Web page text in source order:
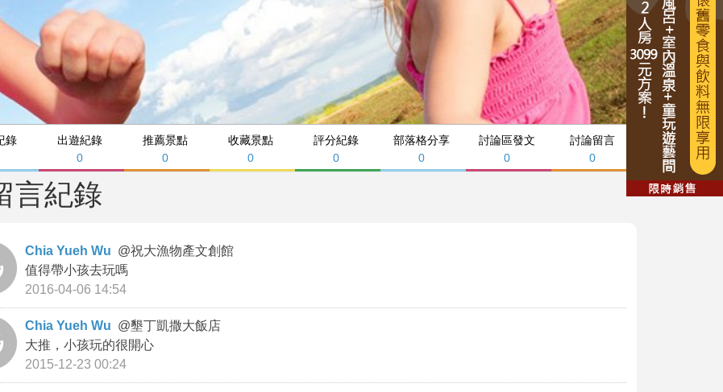
錄
出遊紀錄
0
推薦景點
0
收藏景點
0
評分紀錄
0
部落格分享
0
討論區發文
0
討論留言
0
言紀錄
Chia Yueh Wu @祝大漁物產文創館
值得帶小孩去玩嗎
2016-04-06 14:54
Chia Yueh Wu @墾丁凱撒大飯店
大推，小孩玩的很開心
2015-12-23 00:24